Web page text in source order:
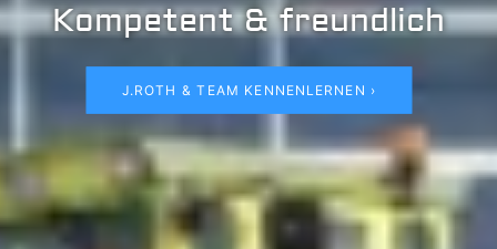
Kompetent & freundlich
J.ROTH & TEAM KENNENLERNEN ›